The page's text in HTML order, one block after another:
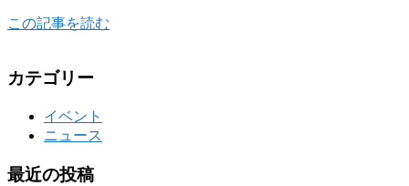
この記事を読む
カテゴリー
イベント
ニュース
最近の投稿